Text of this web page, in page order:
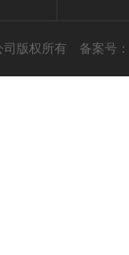
司版权所有 备案号